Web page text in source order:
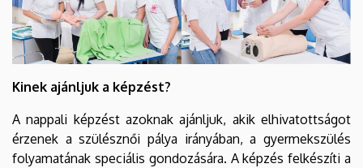
Kinek ajánljuk a képzést?
A nappali képzést azoknak ajánljuk, akik elhivatottságot
érzenek a szülésznői pálya irányában, a gyermekszülés
folyamatának speciális gondozására. A képzés felkészíti a